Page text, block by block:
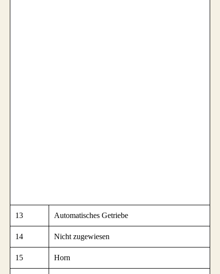
13 Automatisches Getriebe
14 Nicht zugewiesen
15 Horn